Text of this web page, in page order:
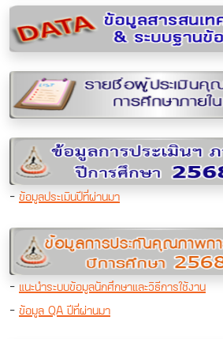
- ข้อมูลประเมินปีที่ผ่านมา
- แนะนำระบบข้อมูลนักศึกษาและวิธีการใช้งาน
- ข้อมูล QA ปีที่ผ่านมา